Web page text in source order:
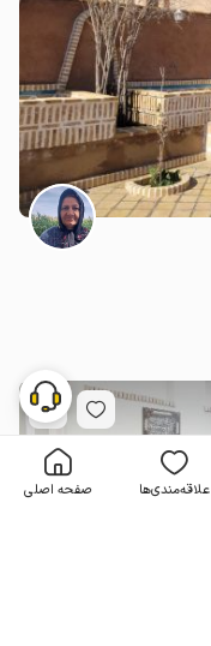
علاقه‌مندی‌ها صفحه اصلی